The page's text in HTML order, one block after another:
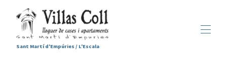
Sant Martí d'Empúries / L'Escala